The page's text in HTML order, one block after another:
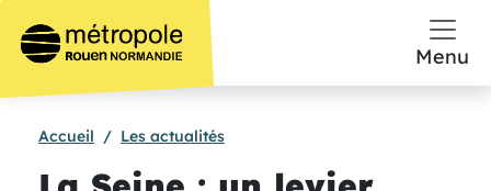
Menu
Accueil Les actualités